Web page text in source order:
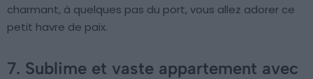
charmant, à quelques pas du port, vous allez adorer ce
petit havre de paix.
7. Sublime et vaste appartement avec